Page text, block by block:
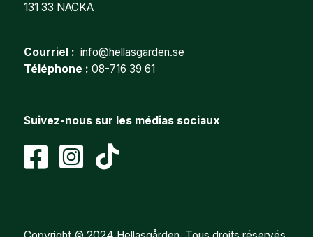
131 33 NACKA
Courriel : info@hellasgarden.se
Téléphone : 08-716 39 61
Suivez-nous sur les médias sociaux